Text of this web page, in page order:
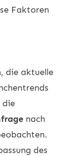
Faktoren
die aktuelle
die
nach
des